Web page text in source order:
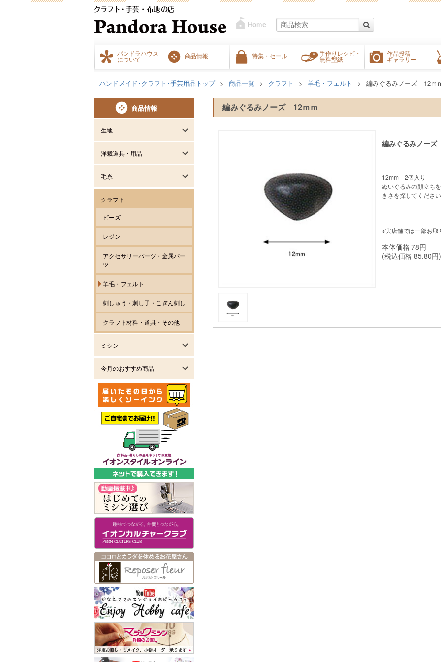
パンドラハウス
について
商品情報 特集・セール
手作りレシピ・
無料型紙
作品投稿
ギャラリー
ハンドメイド･クラフト･手芸用品トップ 商品一覧 クラフト 羊毛・フェルト 編みぐるみノーズ 12ｍ
編みぐるみノーズ 12ｍｍ
編みぐるみノー
12mm 2個入り
ぬいぐるみの顔立ち
きさを探してください
※実店舗では一部お取
本体価格 78円
(税込価格 85.80円)
商品情報
生地
洋裁道具・用品
毛糸
クラフト
ビーズ
レジン
アクセサリーパーツ・金属パー
ツ
羊毛・フェルト
刺しゅう・刺し子・こぎん刺し
クラフト材料・道具・その他
ミシン
今月のおすすめ商品